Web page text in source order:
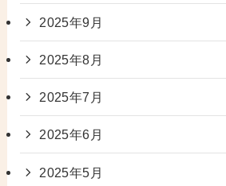
2025年9月
2025年8月
2025年7月
2025年6月
2025年5月